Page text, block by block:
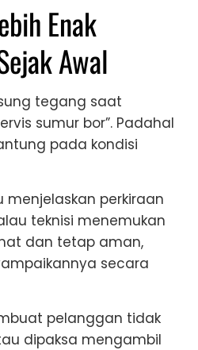
Enak
Awal
tegang saat
sumur bor”. Padahal
pada kondisi
menjelaskan perkiraan
teknisi menemukan
dan tetap aman,
secara
pelanggan tidak
dipaksa mengambil